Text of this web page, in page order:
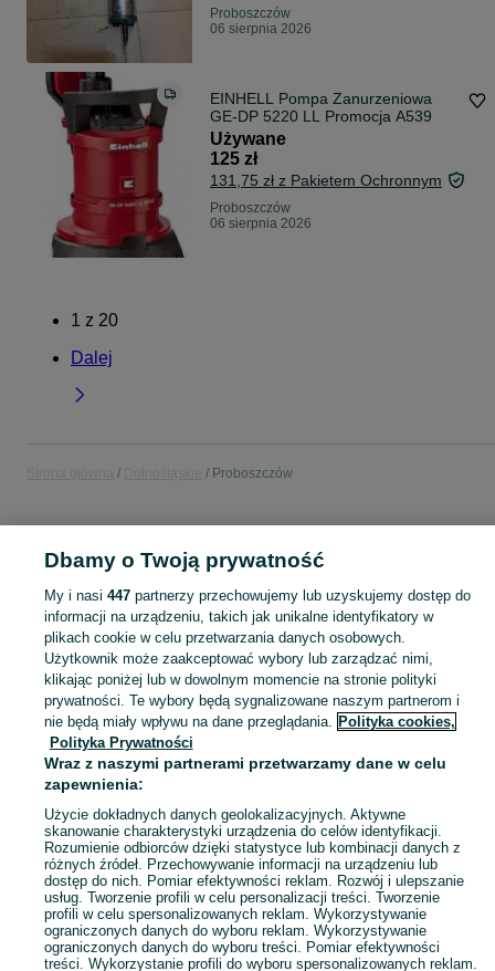
Proboszczów
06 sierpnia 2026
EINHELL Pompa Zanurzeniowa
GE-DP 5220 LL Promocja A539
Używane
125 zł
131,75 zł z Pakietem Ochronnym
Proboszczów
06 sierpnia 2026
1 z 20
Dalej
Proboszczów
talerzówka
Skorzystaj z największego serwisu ogłoszeniowego - Proboszczów i okolice! Kupuj to, czego pragniesz i sprzedawaj to, czego już nie potrzebujesz! Zobacz
Mapa kategorii
Mapa miejscowości
Mapa ministron
Popularne wyszukiwania
Dbamy o Twoją prywatność
My i nasi 447partnerzy przechowujemy lub uzyskujemy dostęp do
informacji na urządzeniu, takich jak unikalne identyfikatory w
plikach cookie w celu przetwarzania danych osobowych.
Użytkownik może zaakceptować wybory lub zarządzać nimi,
klikając poniżej lub w dowolnym momencie na stronie polityki
prywatności. Te wybory będą sygnalizowane naszym partnerom i
nie będą miały wpływu na dane przeglądania. Polityka cookies,
Polityka Prywatności
Wraz z naszymi partnerami przetwarzamy dane w celu
zapewnienia:
Użycie dokładnych danych geolokalizacyjnych. Aktywne
skanowanie charakterystyki urządzenia do celów identyfikacji.
Rozumienie odbiorców dzięki statystyce lub kombinacji danych z
różnych źródeł. Przechowywanie informacji na urządzeniu lub
dostęp do nich. Pomiar efektywności reklam. Rozwój i ulepszanie
usług. Tworzenie profili w celu personalizacji treści. Tworzenie
profili w celu spersonalizowanych reklam. Wykorzystywanie
ograniczonych danych do wyboru reklam. Wykorzystywanie
ograniczonych danych do wyboru treści. Pomiar efektywności
treści. Wykorzystanie profili do wyboru spersonalizowanych reklam.